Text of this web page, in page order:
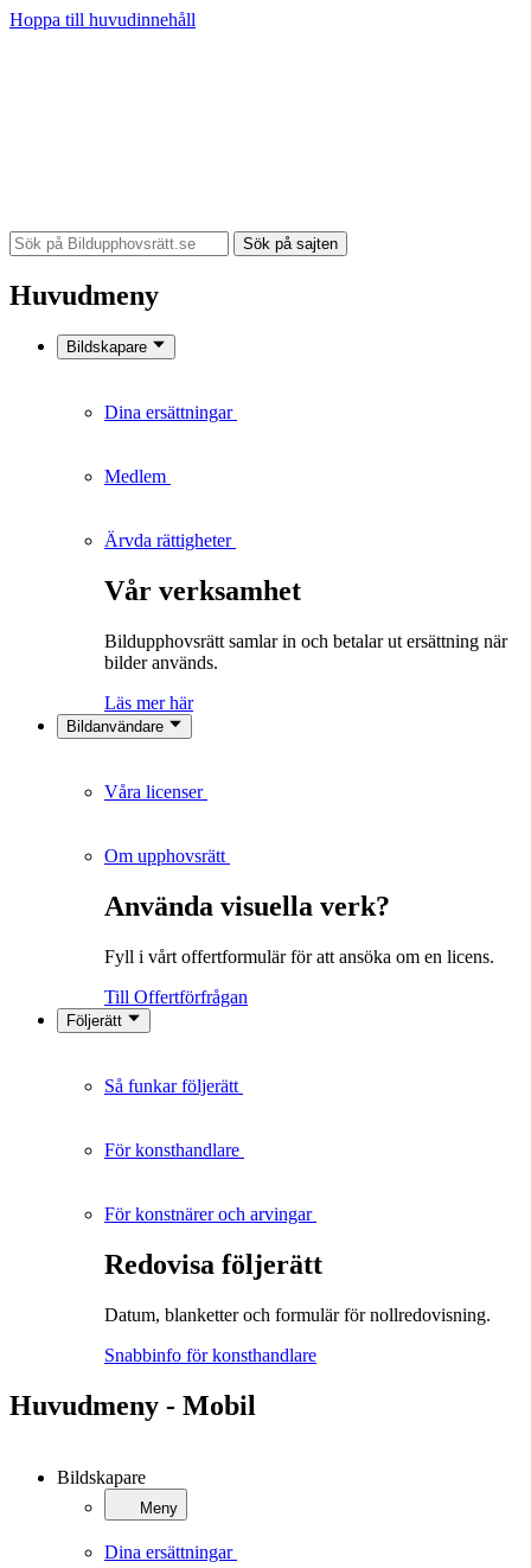
Hoppa till huvudinnehåll
Sök på sajten
Huvudmeny
Bildskapare
Dina ersättningar
Medlem
Ärvda rättigheter
Vår verksamhet
Bildupphovsrätt samlar in och betalar ut ersättning när
bilder används.
Läs mer här
Bildanvändare
Våra licenser
Om upphovsrätt
Använda visuella verk?
Fyll i vårt offertformulär för att ansöka om en licens.
Till Offertförfrågan
Följerätt
Så funkar följerätt
För konsthandlare
För konstnärer och arvingar
Redovisa följerätt
Datum, blanketter och formulär för nollredovisning.
Snabbinfo för konsthandlare
Huvudmeny - Mobil
Bildskapare
Meny
Dina ersättningar